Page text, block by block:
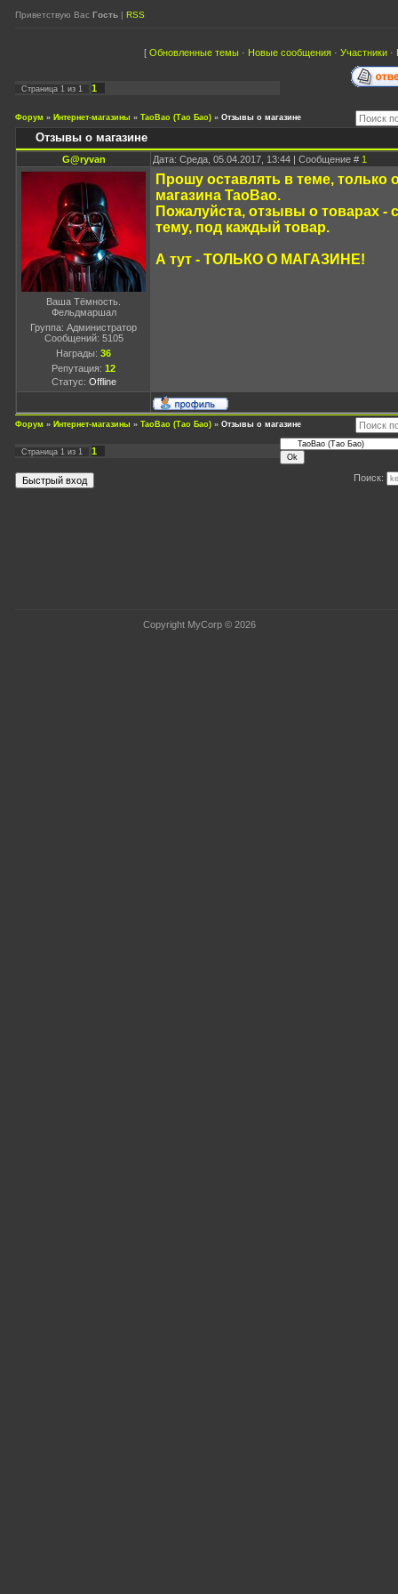
Приветствую Вас Гость | RSS
[ Обновленные темы · Новые сообщения · Участники ·
Страница 1 из 1 1
Форум » Интернет-магазины » TaoBao (Тао Бао) » Отзывы о магазине
Отзывы о магазине
G@ryvan Дата: Среда, 05.04.2017, 13:44 | Сообщение # 1
Ваша Тёмность.
Фельдмаршал
Группа: Администратор
Сообщений: 5105
Награды: 36
Репутация: 12
Статус: Offline
Прошу оставлять в теме, только
магазина TaoBao.
Пожалуйста, отзывы о товарах -
тему, под каждый товар.
А тут - ТОЛЬКО О МАГАЗИНЕ!
Форум » Интернет-магазины » TaoBao (Тао Бао) » Отзывы о магазине
Страница 1 из 1 1
Поиск:
Copyright MyCorp © 2026